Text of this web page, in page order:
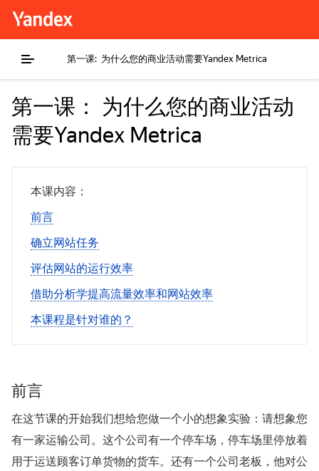
第一课: 为什么您的商业活动需要Yandex Metrica
第一课： 为什么您的商业活动
需要Yandex Metrica
本课内容：
前言
确立网站任务
评估网站的运行效率
借助分析学提高流量效率和网站效率
本课程是针对谁的？
前言
在这节课的开始我们想给您做一个小的想象实验：请想象您
有一家运输公司。这个公司有一个停车场，停车场里停放着
用于运送顾客订单货物的货车。还有一个公司老板，他对公